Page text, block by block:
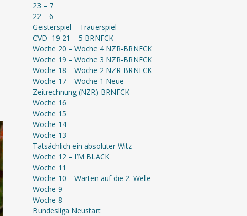
23 – 7
22 – 6
Geisterspiel – Trauerspiel
CVD -19 21 – 5 BRNFCK
Woche 20 – Woche 4 NZR-BRNFCK
Woche 19 – Woche 3 NZR-BRNFCK
Woche 18 – Woche 2 NZR-BRNFCK
Woche 17 – Woche 1 Neue
Zeitrechnung (NZR)-BRNFCK
Woche 16
Woche 15
Woche 14
Woche 13
Tatsächlich ein absoluter Witz
Woche 12 – I’M BLACK
Woche 11
Woche 10 – Warten auf die 2. Welle
Woche 9
Woche 8
Bundesliga Neustart